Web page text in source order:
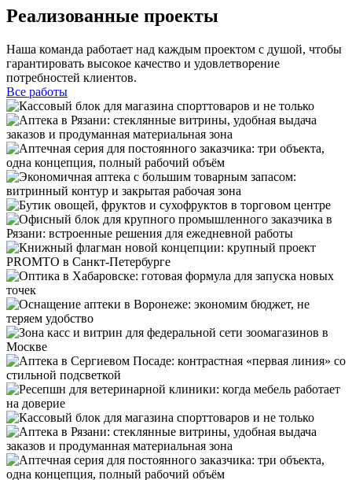
Реализованные проекты
Наша команда работает над каждым проектом с душой, чтобы
гарантировать высокое качество и удовлетворение
потребностей клиентов.
Все работы